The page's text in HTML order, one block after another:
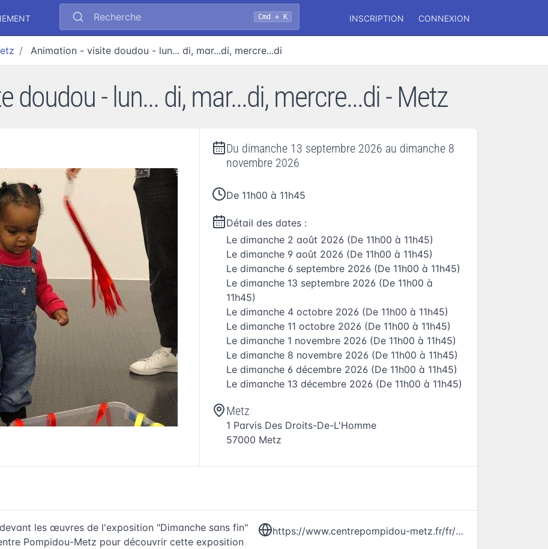
Recherche Cmd + K INSCRIPTION CONNEXION
Animation - visite doudou - lun... di, mar...di, mercre...di
doudou - lun... di, mar...di, mercre...di - Metz
Du dimanche 13 septembre 2026 au dimanche 8
novembre 2026
De 11h00 à 11h45
Détail des dates :
Ledimanche 2 août 2026 (De 11h00 à 11h45)
Ledimanche 9 août 2026 (De 11h00 à 11h45)
Ledimanche 6 septembre 2026 (De 11h00 à 11h45)
Ledimanche 13 septembre 2026 (De 11h00 à
11h45)
Ledimanche 4 octobre 2026 (De 11h00 à 11h45)
Ledimanche 11 octobre 2026 (De 11h00 à 11h45)
Ledimanche 1 novembre 2026 (De 11h00 à 11h45)
Ledimanche 8 novembre 2026 (De 11h00 à 11h45)
Ledimanche 6 décembre 2026 (De 11h00 à 11h45)
Ledimanche 13 décembre 2026 (De 11h00 à 11h45)
Metz
1 Parvis Des Droits-De-L'Homme
57000 Metz
les œuvres de l'exposition "Dimanche sans fin"
Pompidou-Metz pour découvrir cette exposition
https://www.centrepompidou-metz.fr/fr/programmation/tout-petit/lun-di-mar-di-mercre-di